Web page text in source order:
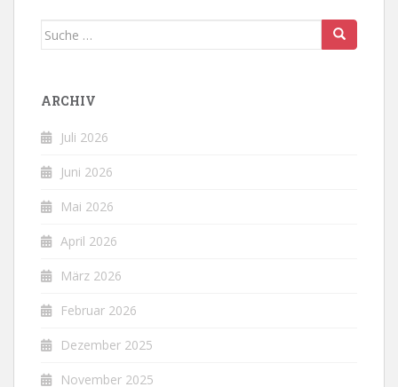
Suche
ARCHIV
Juli 2026
Juni 2026
Mai 2026
April 2026
März 2026
Februar 2026
Dezember 2025
November 2025